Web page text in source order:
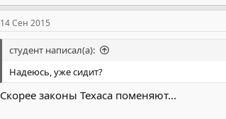
14 Сен 2015
студент написал(а):
Надеюсь, уже сидит?
Скорее законы Техаса поменяют...